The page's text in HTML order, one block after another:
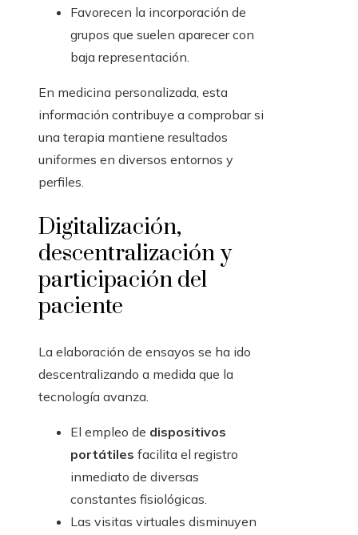
Favorecen la incorporación de
grupos que suelen aparecer con
baja representación.
En medicina personalizada, esta
información contribuye a comprobar si
una terapia mantiene resultados
uniformes en diversos entornos y
perfiles.
Digitalización,
descentralización y
participación del
paciente
La elaboración de ensayos se ha ido
descentralizando a medida que la
tecnología avanza.
El empleo de dispositivos
portátiles facilita el registro
inmediato de diversas
constantes fisiológicas.
Las visitas virtuales disminuyen